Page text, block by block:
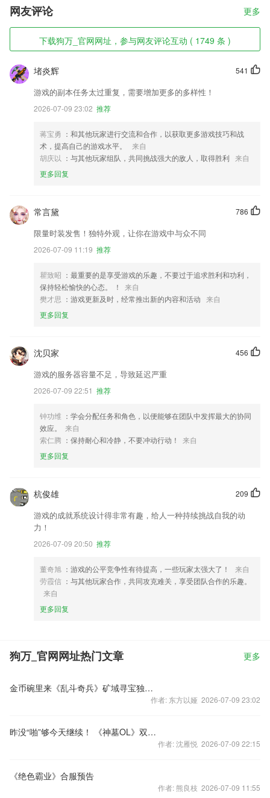
网友评论 更多
下载狗万_官网网址，参与网友评论互动 ( 1749 条 )
541
堵炎辉
游戏的副本任务太过重复，需要增加更多的多样性！
2026-07-09 23:02 推荐
蒋宝勇 ：和其他玩家进行交流和合作，以获取更多游戏技巧和战
术，提高自己的游戏水平。
来自
胡庆以 ：与其他玩家组队，共同挑战强大的敌人，取得胜利 来自
更多回复
786
常言黛
限量时装发售！独特外观，让你在游戏中与众不同
2026-07-09 11:19 推荐
瞿致昭 ：最重要的是享受游戏的乐趣，不要过于追求胜利和功利，
保持轻松愉快的心态。 ！
来自
樊才思 ：游戏更新及时，经常推出新的内容和活动 来自
更多回复
456
沈贝家
游戏的服务器容量不足，导致延迟严重
2026-07-09 22:51 推荐
钟功维 ：学会分配任务和角色，以便能够在团队中发挥最大的协同
效应。
来自
索仁腾 ：保持耐心和冷静，不要冲动行动！
来自
更多回复
209
杭俊雄
游戏的成就系统设计得非常有趣，给人一种持续挑战自我的动
力！
2026-07-09 20:50 推荐
董奇旭 ：游戏的公平竞争性有待提高，一些玩家太强大了！
来自
劳霞信 ：与其他玩家合作，共同攻克难关，享受团队合作的乐趣。
来自
更多回复
狗万_官网网址热门文章 更多
金币碗里来《乱斗奇兵》矿域寻宝独家攻略曝光
作者: 东方以娅 2026-07-09 23:02
昨没“啪”够今天继续！ 《神墓OL》双十一福利活动限时狂欢
作者: 沈雁悦 2026-07-09 22:15
《绝色霸业》合服预告
作者: 熊良枝 2026-07-09 11:55